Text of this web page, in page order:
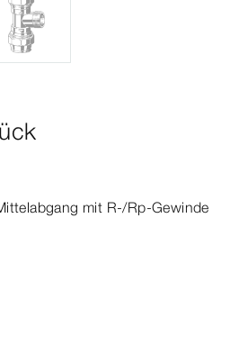
mit R-/Rp‑Gewinde